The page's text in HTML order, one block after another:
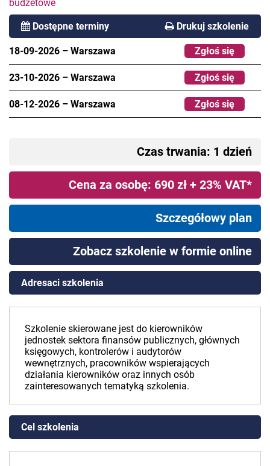
budżetowe
Dostępne terminy Drukuj szkolenie
18-09-2026 – Warszawa Zgłoś się
23-10-2026 – Warszawa Zgłoś się
08-12-2026 – Warszawa Zgłoś się
Czas trwania: 1 dzień
Cena za osobę: 690 zł + 23% VAT*
Szczegółowy plan
Zobacz szkolenie w formie online
Adresaci szkolenia
Szkolenie skierowane jest do kierowników
jednostek sektora finansów publicznych, głównych
księgowych, kontrolerów i audytorów
wewnętrznych, pracowników wspierających
działania kierowników oraz innych osób
zainteresowanych tematyką szkolenia.
Cel szkolenia